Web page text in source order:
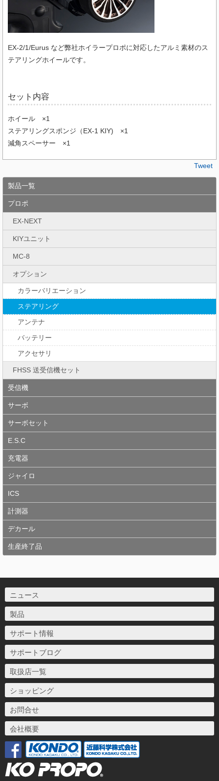
EX-2/1/Eurus など弊社ホイラープロポに対応したアルミ素材のス
テアリングホイールです。
セット内容
ホイール ×1
ステアリングスポンジ（EX-1 KIY) ×1
減角スペーサー ×1
Tweet
製品一覧
プロポ
EX-NEXT
KIYユニット
MC-8
オプション
カラーバリエーション
ステアリング
アンテナ
バッテリー
アクセサリ
FHSS 送受信機セット
受信機
サーボ
サーボセット
E.S.C
充電器
ジャイロ
ICS
計測器
デカール
生産終了品
ニュース
製品
サポート情報
サポートブログ
取扱店一覧
ショッピング
お問合せ
会社概要